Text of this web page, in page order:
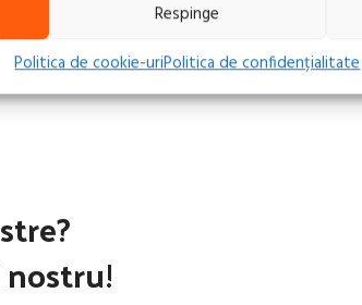
Respinge
Politica de cookie-uriPolitica de confidențialitate